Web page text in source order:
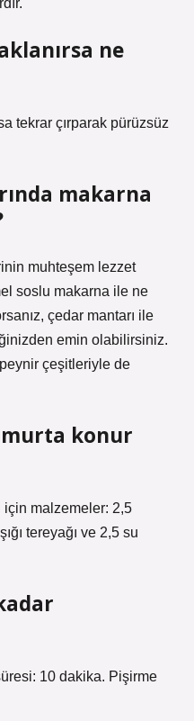
ne
tekrar çırparak pürüzsüz
makarna
muhteşem lezzet
soslu makarna ile ne
çedar mantarı ile
emin olabilirsiniz.
çeşitleriyle de
konur
için malzemeler: 2,5
tereyağı ve 2,5 su
10 dakika. Pişirme